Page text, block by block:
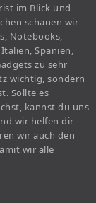
im Blick und
schauen wir
Notebooks,
Spanien,
zu sehr
wichtig, sondern
Sollte es
kannst du uns
wir helfen dir
wir auch den
wir alle